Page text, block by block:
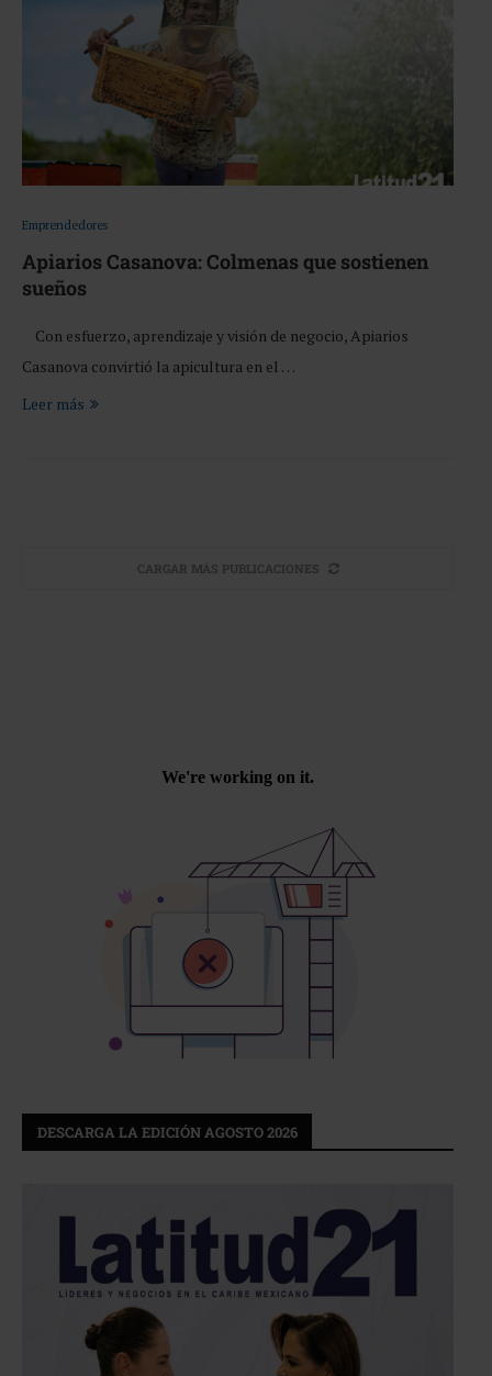
Emprendedores
Apiarios Casanova: Colmenas que sostienen
sueños
Con esfuerzo, aprendizaje y visión de negocio, Apiarios
Casanova convirtió la apicultura en el …
Leer más
CARGAR MÁS PUBLICACIONES
DESCARGA LA EDICIÓN AGOSTO 2026